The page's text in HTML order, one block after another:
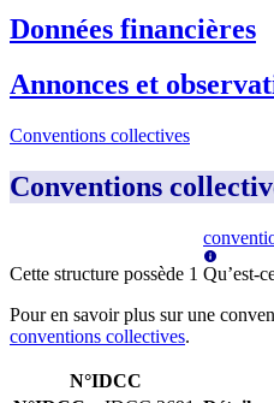
Données financières
Annonces et
Conventions collectives
Conventions
Cette structure possède 1 Qu’est-
Pour en savoir plus sur une
conventions collectives.
N°IDCC